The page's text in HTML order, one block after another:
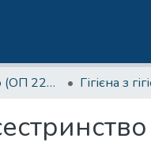
Медсестринство (ОП 223-Б)-2 курс